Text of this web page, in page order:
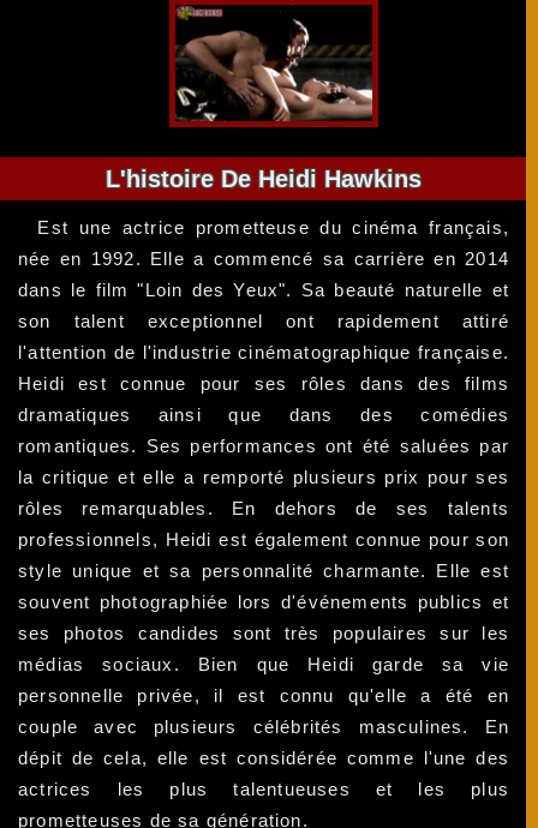
L'histoire De Heidi Hawkins
Est une actrice prometteuse du cinéma français,
née en 1992. Elle a commencé sa carrière en 2014
dans le film "Loin des Yeux". Sa beauté naturelle et
son talent exceptionnel ont rapidement attiré
l'attention de l'industrie cinématographique française.
Heidi est connue pour ses rôles dans des films
dramatiques ainsi que dans des comédies
romantiques. Ses performances ont été saluées par
la critique et elle a remporté plusieurs prix pour ses
rôles remarquables. En dehors de ses talents
professionnels, Heidi est également connue pour son
style unique et sa personnalité charmante. Elle est
souvent photographiée lors d'événements publics et
ses photos candides sont très populaires sur les
médias sociaux. Bien que Heidi garde sa vie
personnelle privée, il est connu qu'elle a été en
couple avec plusieurs célébrités masculines. En
dépit de cela, elle est considérée comme l'une des
actrices les plus talentueuses et les plus
prometteuses de sa génération.